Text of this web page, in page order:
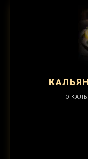
КАЛЬЯН
О